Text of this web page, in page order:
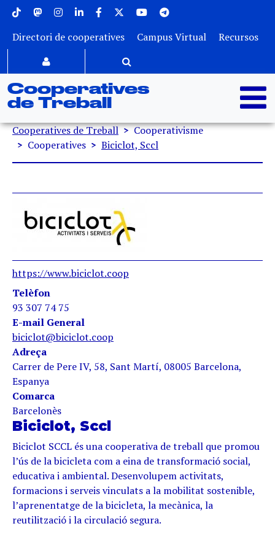
Vés al contingut
Menu superior
Directori de cooperatives Campus Virtual Recursos
Cooperatives
de Treball
Fil d'ariadna
Cooperatives de Treball
Cooperativisme
Cooperatives
Biciclot, Sccl
https://www.biciclot.coop
Telèfon
93 307 74 75
E-mail General
biciclot@biciclot.coop
Adreça
Carrer de Pere IV, 58, Sant Martí, 08005 Barcelona,
Espanya
Comarca
Barcelonès
Biciclot, Sccl
Biciclot SCCL és una cooperativa de treball que promou
l’ús de la bicicleta com a eina de transformació social,
educativa i ambiental. Desenvolupem activitats,
formacions i serveis vinculats a la mobilitat sostenible,
l’aprenentatge de la bicicleta, la mecànica, la
reutilització i la circulació segura.